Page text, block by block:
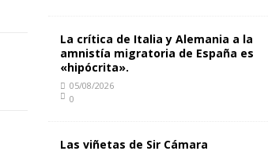
La crítica de Italia y Alemania a la
amnistía migratoria de España es
«hipócrita».
05/08/2026
0
Las viñetas de Sir Cámara